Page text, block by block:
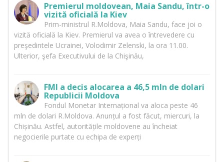
Premierul moldovean, Maia Sandu, într-o
vizită oficială la Kiev
Prim-ministrul R.Moldova, Maia Sandu, face joi o
vizită oficială la Kiev. Premierul va avea o întrevedere cu
preşedintele Ucrainei, Volodimir Zelenski, la ora 11.00.
Ulterior, şefa Executivului de la Chişinău,
FMI a decis alocarea a 46,5 mln de dolari
Republicii Moldova
Fondul Monetar Internațional va aloca peste 46
mln de dolari R.Moldova. Anunțul a fost făcut, miercuri, la
Chișinău. Astfel, autoritățile moldovene au încheiat
negocierile purtate cu echipa de experți